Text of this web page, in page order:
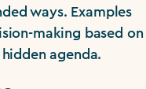
ways. Examples
making based on
agenda.